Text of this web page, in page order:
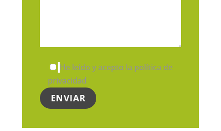
He leído y acepto la política de
privacidad